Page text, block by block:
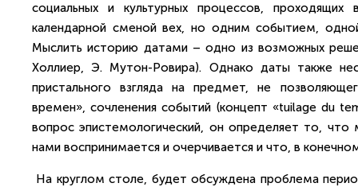
социальных и культурных процессов,
календарной сменой вех, но одним событием,
Мыслить историю датами – одно из возможных
Холлиер, Э. Мутон-Ровира). Однако даты также
пристального взгляда на предмет, не
времен», сочленения событий (концепт «tuilage du
вопрос эпистемологический, он определяет то,
нами воспринимается и очерчивается и что, в
На круглом столе, будет обсуждена проблема